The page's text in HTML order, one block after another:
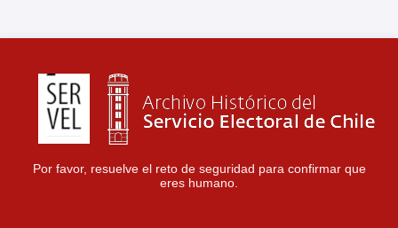
Por favor, resuelve el reto de seguridad para confirmar que
eres humano.